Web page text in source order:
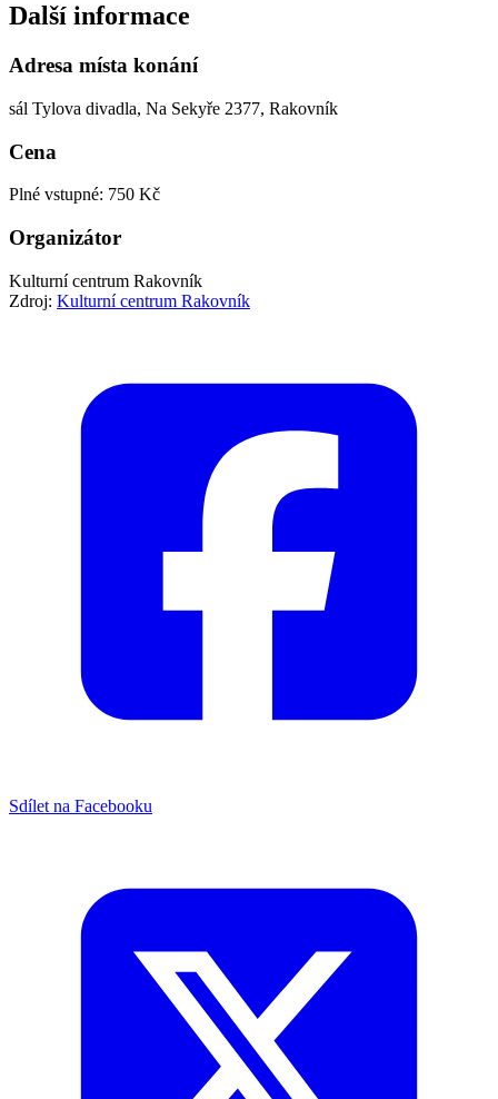
Další informace
Adresa místa konání
sál Tylova divadla, Na Sekyře 2377, Rakovník
Cena
Plné vstupné: 750 Kč
Organizátor
Kulturní centrum Rakovník
Zdroj: Kulturní centrum Rakovník
Sdílet na Facebooku